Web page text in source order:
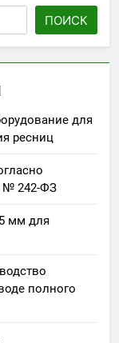
ПОИСК
для
ресниц
№ 242-ФЗ
мм для
полного